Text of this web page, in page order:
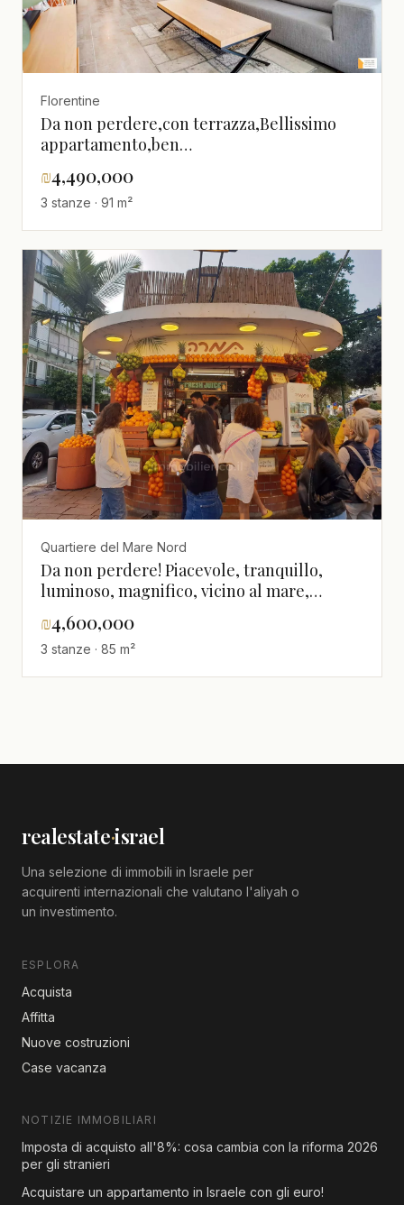
Florentine
Da non perdere,con terrazza,Bellissimo
appartamento,ben
tranquilla,Magnifico,ristrutturato,spazioso
₪4,490,000
3 stanze · 91 m²
Quartiere del Mare Nord
Da non perdere! Piacevole, tranquillo,
luminoso, magnifico, vicino al mare,
ristrutturato, spazioso
₪4,600,000
3 stanze · 85 m²
realestate·israel
Una selezione di immobili in Israele per
acquirenti internazionali che valutano l'aliyah o
un investimento.
ESPLORA
Acquista
Affitta
Nuove costruzioni
Case vacanza
NOTIZIE IMMOBILIARI
Imposta di acquisto all'8%: cosa cambia con la riforma 2026
per gli stranieri
Acquistare un appartamento in Israele con gli euro!